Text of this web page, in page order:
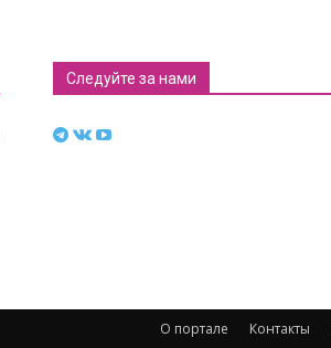
Следуйте за нами
О портале Контакты